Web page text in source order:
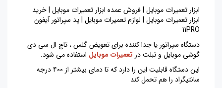
ابزار تعمیرات موبایل | فروش عمده ابزار تعمیرات موبایل | خرید
ابزار تعمیرات موبایل | لوازم تعمیرات موبایل | پد سپراتور آیفون
11PRO
دستگاه سپراتور یا جدا کننده برای تعویض گلس ، تاچ ال سی دی
گوشی موبایل و تبلت در تعمیرات موبایل استفاده می شود.
این دستگاه قابلیت این را دارد که تا دمای بیشتر از ۴۰۰ درجه
سانتیگراد را هم تحمل کند